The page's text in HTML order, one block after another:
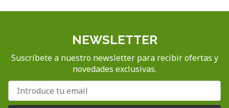
NEWSLETTER
Suscríbete a nuestro newsletter para recibir ofertas y
novedades exclusivas.